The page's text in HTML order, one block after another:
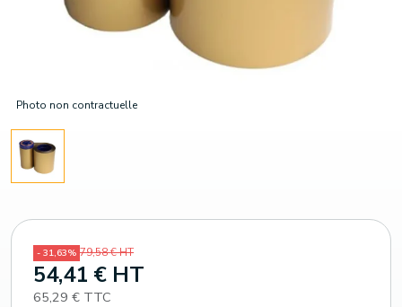
Photo non contractuelle
- 31,63% 79,58 € HT
54,41 € HT
65,29 € TTC